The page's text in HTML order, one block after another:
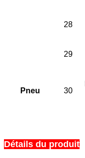
28
29
Pneu 30
Détails du produit